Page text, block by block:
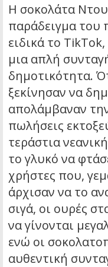
Η σοκολάτα
παράδειγμα του
ειδικά το
μια απλή
δημοτικότητα.
ξεκίνησαν να
απολάμβαναν
πωλήσεις
τεράστια
το γλυκό να
χρήστες που,
άρχισαν να το
σιγά, οι ουρές
να γίνονται
ενώ οι
αυθεντική